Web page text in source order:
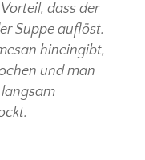
dass der
Suppe auflöst.
hineingibt,
und man